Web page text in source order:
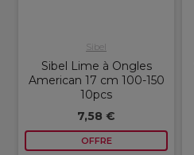
Sibel
Sibel Lime à Ongles
American 17 cm 100-150
10pcs
7,58 €
OFFRE